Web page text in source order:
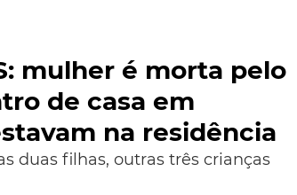
mulher é morta pelo
de casa em
na residência
duas filhas, outras três crianças